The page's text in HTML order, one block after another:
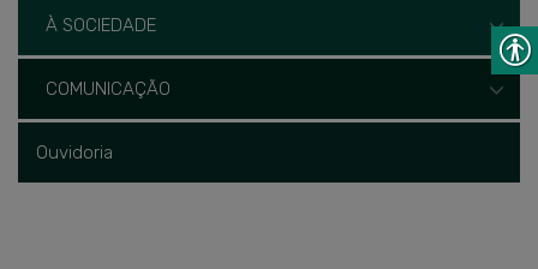
À SOCIEDADE
COMUNICAÇÃO
Ouvidoria